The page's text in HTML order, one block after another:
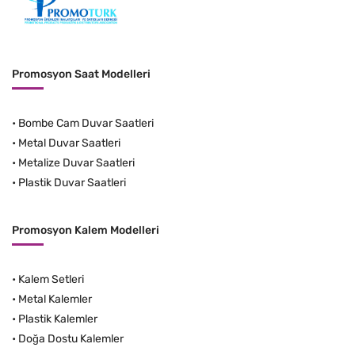
Promosyon Saat Modelleri
• Bombe Cam Duvar Saatleri
• Metal Duvar Saatleri
• Metalize Duvar Saatleri
• Plastik Duvar Saatleri
Promosyon Kalem Modelleri
• Kalem Setleri
• Metal Kalemler
• Plastik Kalemler
• Doğa Dostu Kalemler